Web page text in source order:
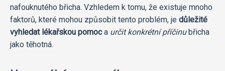
nafouknutého břicha. Vzhledem k tomu, že existuje mnoho
faktorů, které mohou způsobit tento problém, je důležité
vyhledat lékařskou pomoca určit konkrétní příčinubřicha
jako těhotná.